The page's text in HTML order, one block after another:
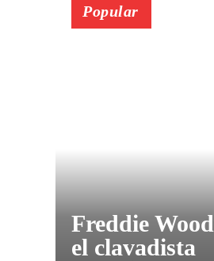
Popular
Freddie
el clavadista